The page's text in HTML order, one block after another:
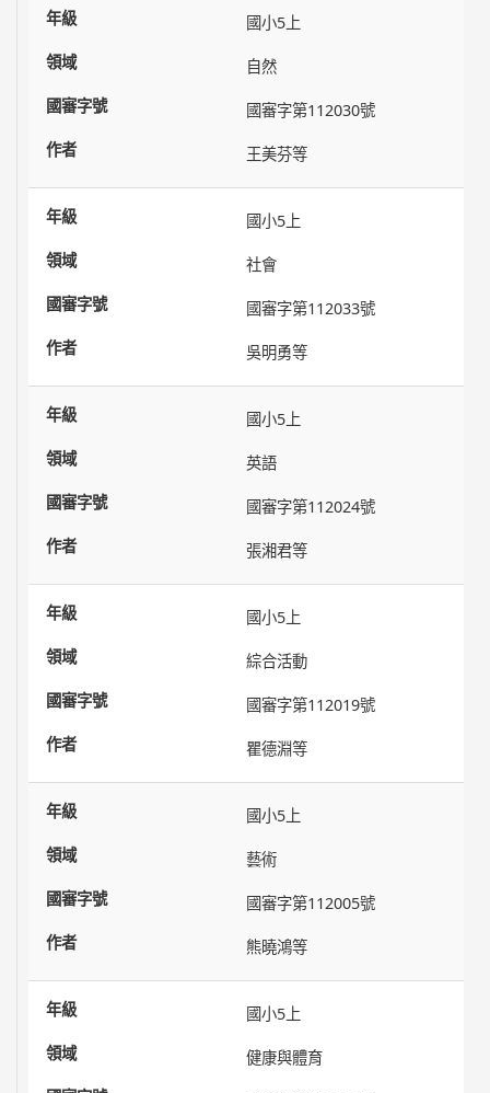
國小5上
自然
國審字第112030號
王美芬等
國小5上
社會
國審字第112033號
吳明勇等
國小5上
英語
國審字第112024號
張湘君等
國小5上
綜合活動
國審字第112019號
瞿德淵等
國小5上
藝術
國審字第112005號
熊曉鴻等
國小5上
健康與體育